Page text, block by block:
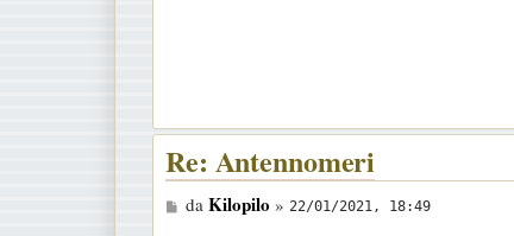
o
Re: Antennomeri
M
da Kilopilo » 22/01/2021, 18:49